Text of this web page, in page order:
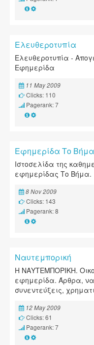
Ελευθεροτυπία
Ελευθεροτυπία -
Εφημερίδα
11 May 2009
Clicks: 110
Pagerank: 7
Εφημερίδα Το Βήμα
Ιστοσελίδα της
εφημερίδας Το Βήμα.
8 Nov 2009
Clicks: 143
Pagerank: 8
Ναυτεμπορική
Η ΝΑΥΤΕΜΠΟΡΙΚΗ.
εφημερίδα. Άρθρα,
συνεντεύξεις,
12 May 2009
Clicks: 61
Pagerank: 7